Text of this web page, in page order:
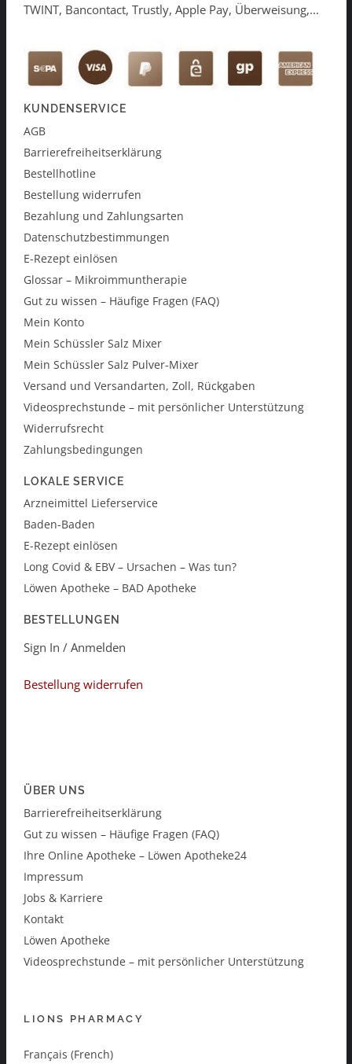
TWINT, Bancontact, Trustly, Apple Pay, Überweisung,...
KUNDENSERVICE
AGB
Barrierefreiheitserklärung
Bestellhotline
Bestellung widerrufen
Bezahlung und Zahlungsarten
Datenschutzbestimmungen
E-Rezept einlösen
Glossar – Mikroimmuntherapie
Gut zu wissen – Häufige Fragen (FAQ)
Mein Konto
Mein Schüssler Salz Mixer
Mein Schüssler Salz Pulver-Mixer
Versand und Versandarten, Zoll, Rückgaben
Videosprechstunde – mit persönlicher Unterstützung
Widerrufsrecht
Zahlungsbedingungen
LOKALE SERVICE
Arzneimittel Lieferservice
Baden-Baden
E-Rezept einlösen
Long Covid & EBV – Ursachen – Was tun?
Löwen Apotheke – BAD Apotheke
BESTELLUNGEN
Sign In / Anmelden
Bestellung widerrufen
ÜBER UNS
Barrierefreiheitserklärung
Gut zu wissen – Häufige Fragen (FAQ)
Ihre Online Apotheke – Löwen Apotheke24
Impressum
Jobs & Karriere
Kontakt
Löwen Apotheke
Videosprechstunde – mit persönlicher Unterstützung
LIONS PHARMACY
Français (French)